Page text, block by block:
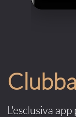
L'esclusiva